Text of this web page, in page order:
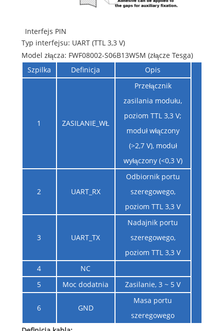
Interfejs PIN
Typ interfejsu: UART (TTL 3,3 V)
Model złącza: FWF08002-S06B13W5M (złącze Tesga)
Szpilka
Definicja Opis
1 ZASILANIE_WŁ
Przełącznik
zasilania modułu,
poziom TTL 3,3 V;
moduł włączony
(>2,7 V), moduł
wyłączony (<0,3 V)
2 UART_RX
Odbiornik portu
szeregowego,
poziom TTL 3,3 V
3 UART_TX
Nadajnik portu
szeregowego,
poziom TTL 3,3 V
4
NC
5
Moc dodatnia Zasilanie, 3 ~ 5 V
6 GND
Masa portu
szeregowego